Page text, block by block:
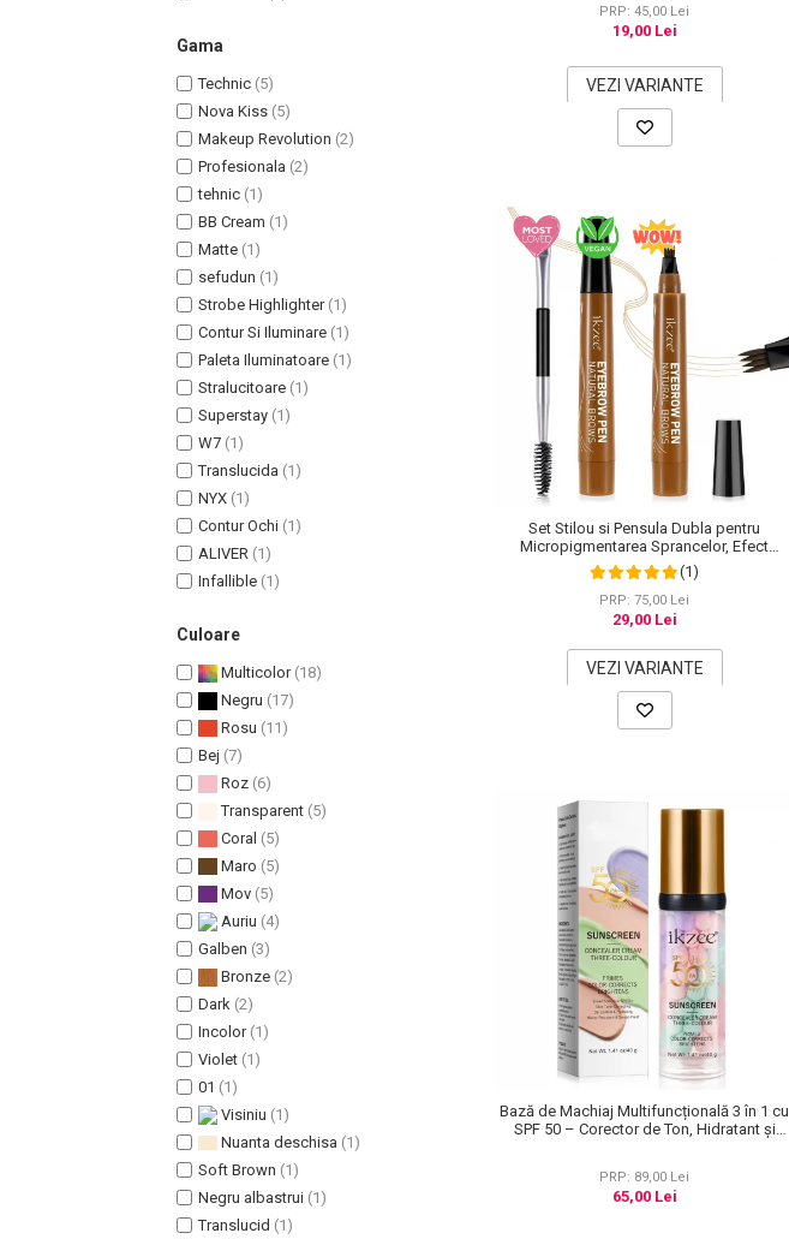
Demachiant si Apa Micelara
Gama
Technic (5)
Nova Kiss (5)
Makeup Revolution (2)
Profesionala (2)
tehnic (1)
BB Cream (1)
Matte (1)
sefudun (1)
Strobe Highlighter (1)
Contur Si Iluminare (1)
Paleta Iluminatoare (1)
Stralucitoare (1)
Superstay (1)
W7 (1)
Translucida (1)
NYX (1)
Contur Ochi (1)
ALIVER (1)
Infallible (1)
Culoare
Multicolor (18)
Negru (17)
Rosu (11)
Bej (7)
Roz (6)
Transparent (5)
Coral (5)
Maro (5)
Mov (5)
Auriu (4)
Galben (3)
Bronze (2)
Dark (2)
Incolor (1)
Violet (1)
01 (1)
Visiniu (1)
Nuanta deschisa (1)
Soft Brown (1)
Negru albastrui (1)
Translucid (1)
PRP: 45,00 Lei
19,00 Lei
VEZI VARIANTE
Set Stilou si Pensula Dubla pentru
Micropigmentarea Sprancelor, Efect
Natural de Microblading, Aspect de
Sprancene Pline
(1)
PRP: 75,00 Lei
29,00 Lei
VEZI VARIANTE
Bază de Machiaj Multifuncțională 3 în 1 cu
SPF 50 – Corector de Ton, Hidratant și
PRP: 89,00 Lei
65,00 Lei